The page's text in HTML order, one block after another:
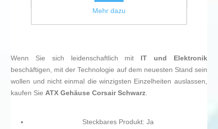
Wenn Sie sich leidenschaftlich mit IT und Elektronik
beschäftigen, mit der Technologie auf dem neuesten Stand sein
wollen und nicht einmal die winzigsten Einzelheiten auslassen,
kaufen SieATX Gehäuse Corsair Schwarz.
Steckbares Produkt: Ja
Mehr dazu